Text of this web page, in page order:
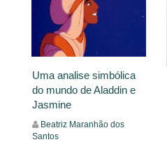
Uma analise simbólica
do mundo de Aladdin e
Jasmine
Beatriz Maranhão dos
Santos